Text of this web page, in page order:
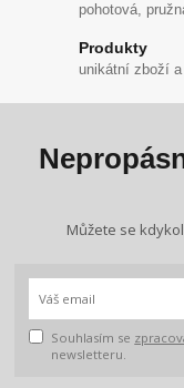
pohotová,
Produkty
unikátní zboží
Můžete se
Souhlasím se
newsletteru.